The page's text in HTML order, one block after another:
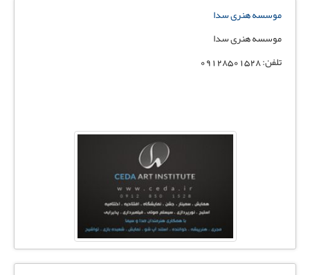
موسسه هنری سدا
موسسه هنری سدا
تلفن: 09128501528